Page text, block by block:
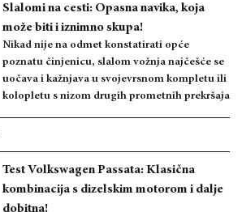
Slalomi na cesti: Opasna navika, koja
može biti i iznimno skupa!
Nikad nije na odmet konstatirati opće
poznatu činjenicu, slalom vožnja najčešće se
uočava i kažnjava u svojevrsnom kompletu ili
kolopletu s nizom drugih prometnih prekršaja
Test Volkswagen Passata: Klasična
kombinacija s dizelskim motorom i dalje
dobitna!